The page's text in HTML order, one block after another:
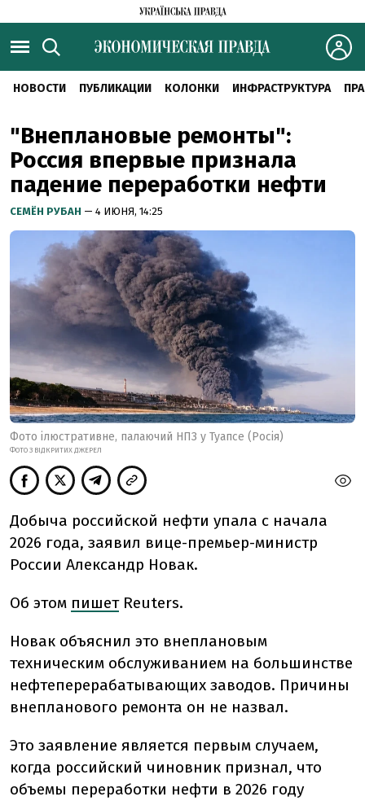
НОВОСТИ ПУБЛИКАЦИИ КОЛОНКИ ИНФРАСТРУКТУРА
"Внеплановые ремонты":
Россия впервые признала
падение переработки нефти
СЕМЁН РУБАН — 4 ИЮНЯ, 14:25
Фото ілюстративне, палаючий НПЗ у Туапсе (Росія)
ФОТО З ВІДКРИТИХ ДЖЕРЕЛ
Добыча российской нефти упала с начала
2026 года, заявил вице-премьер-министр
России Александр Новак.
Об этом пишет Reuters.
Новак объяснил это внеплановым
техническим обслуживанием на большинстве
нефтеперерабатывающих заводов. Причины
внепланового ремонта он не назвал.
Это заявление является первым случаем,
когда российский чиновник признал, что
объемы переработки нефти в 2026 году